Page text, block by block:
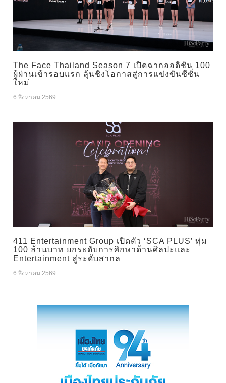
The Face Thailand Season 7 เปิดฉากออดิชัน 100
ผู้ผ่านเข้ารอบแรก ลุ้นชิงโอกาสสู่การแข่งขันซีซั่น
ใหม่
6 สิงหาคม 2569
411 Entertainment Group เปิดตัว ‘SCA PLUS’ ทุ่ม
100 ล้านบาท ยกระดับการศึกษาด้านศิลปะและ
Entertainment สู่ระดับสากล
6 สิงหาคม 2569